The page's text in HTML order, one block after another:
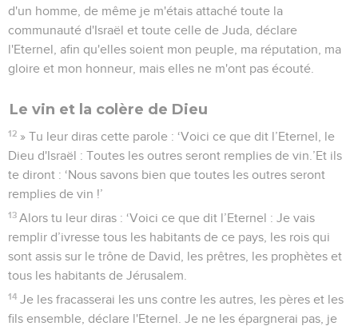
d'un homme, de même je m'étais attaché toute la
communauté d'Israël et toute celle de Juda, déclare
l'Eternel, afin qu'elles soient mon peuple, ma réputation, ma
gloire et mon honneur, mais elles ne m'ont pas écouté.
Le vin et la colère de Dieu
12 » Tu leur diras cette parole : ‘Voici ce que dit l’Eternel, le
Dieu d'Israël : Toutes les outres seront remplies de vin.’Et ils
te diront : ‘Nous savons bien que toutes les outres seront
remplies de vin !’
13 Alors tu leur diras : ‘Voici ce que dit l’Eternel : Je vais
remplir d’ivresse tous les habitants de ce pays, les rois qui
sont assis sur le trône de David, les prêtres, les prophètes et
tous les habitants de Jérusalem.
14 Je les fracasserai les uns contre les autres, les pères et les
fils ensemble, déclare l'Eternel. Je ne les épargnerai pas, je